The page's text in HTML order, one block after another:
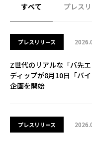
すべて プレス
プレスリリース
Z世代のリアルな「バ先
ディップが8月10日「バ
企画を開始
プレスリリース